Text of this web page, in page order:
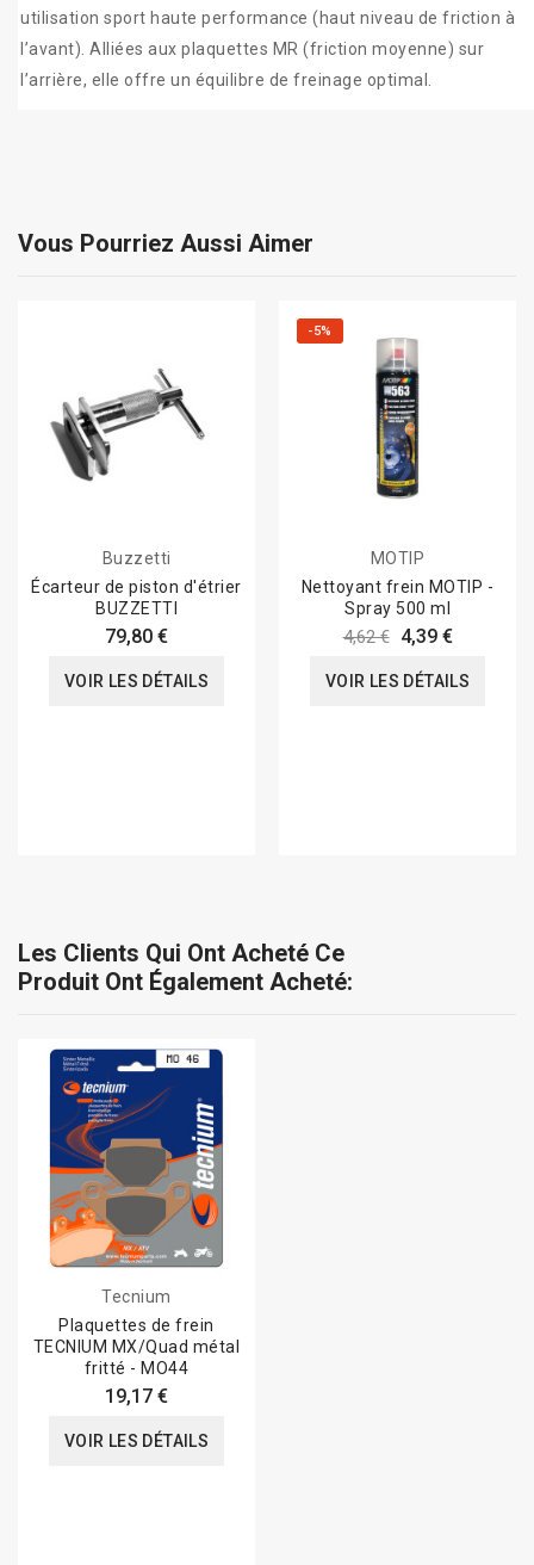
utilisation sport haute performance (haut niveau de friction à
l’avant). Alliées aux plaquettes MR (friction moyenne) sur
l’arrière, elle offre un équilibre de freinage optimal.
Vous Pourriez Aussi Aimer
Buzzetti
Écarteur de piston d'étrier
BUZZETTI
79,80 €
VOIR LES DÉTAILS
-5%
MOTIP
Nettoyant frein MOTIP -
Spray 500 ml
4,62 € 4,39 €
VOIR LES DÉTAILS
Les Clients Qui Ont Acheté Ce
Produit Ont Également Acheté:
Tecnium
Plaquettes de frein
TECNIUM MX/Quad métal
fritté - MO44
19,17 €
VOIR LES DÉTAILS